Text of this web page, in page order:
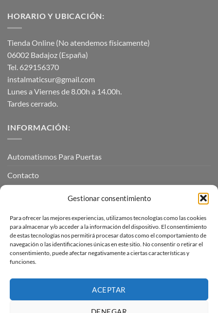
Gestionar consentimiento
Para ofrecer las mejores experiencias, utilizamos tecnologías como las cookies
para almacenar y/o acceder a la información del dispositivo. El consentimiento
de estas tecnologías nos permitirá procesar datos como el comportamiento de
navegación o las identificaciones únicas en este sitio. No consentir o retirar el
consentimiento, puede afectar negativamente a ciertas características y
funciones.
ACEPTAR
HORARIO Y UBICACIÓN:
Tienda Online (No atendemos físicamente)
06002 Badajoz (España)
Tel. 629156370
instalmaticsur@gmail.com
Lunes a Viernes de 8.00h a 14.00h.
Tardes cerrado.
INFORMACIÓN:
Automatismos Para Puertas
Contacto
INFORMACIÓN LEGAL
Aviso Legal